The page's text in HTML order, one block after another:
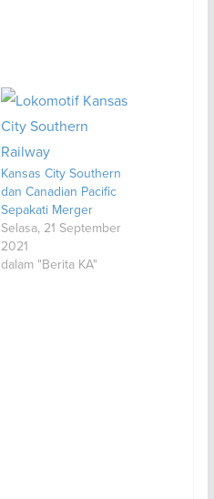
Kansas City Southern
dan Canadian Pacific
Sepakati Merger
Selasa, 21 September
2021
dalam "Berita KA"